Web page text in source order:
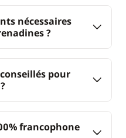
les fumées et les geysers
Marin(environ 30 min)
navigation pour
10h.
nécessaires
?
pour
francophone